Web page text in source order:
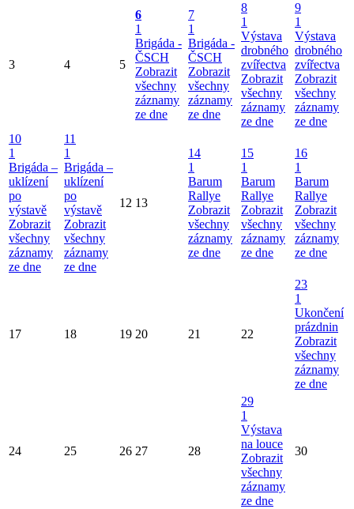
3 4 5
6
1
Brigáda -
ČSCH
Zobrazit
všechny
záznamy
ze dne
7
1
Brigáda -
ČSCH
Zobrazit
všechny
záznamy
ze dne
8
1
Výstava
drobného
zvířectva
Zobrazit
všechny
záznamy
ze dne
9
1
Výstava
drobného
zvířectva
Zobrazit
všechny
záznamy
ze dne
10
1
Brigáda –
uklízení
po
výstavě
Zobrazit
všechny
záznamy
ze dne
11
1
Brigáda –
uklízení
po
výstavě
Zobrazit
všechny
záznamy
ze dne
12 13
14
1
Barum
Rallye
Zobrazit
všechny
záznamy
ze dne
15
1
Barum
Rallye
Zobrazit
všechny
záznamy
ze dne
16
1
Barum
Rallye
Zobrazit
všechny
záznamy
ze dne
17 18 19 20 21 22
23
1
Ukončení
prázdnin
Zobrazit
všechny
záznamy
ze dne
24 25 26 27 28
29
1
Výstava
na louce
Zobrazit
všechny
záznamy
ze dne
30